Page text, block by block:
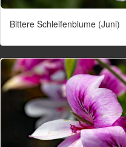
Bittere Schleifenblume (Juni)